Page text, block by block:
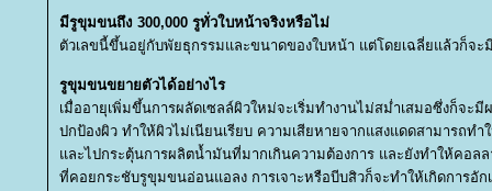
มีรูขุมขนถึง 300,000 รูทั่วใบหน้าจริงหรือไม่
ตัวเลขนี้ขึ้นอยู่กับพัยธุกรรมและขนาดของใบหน้า แต่โดยเฉลี่ยแล้วก็จะ
รูขุมขนขยายตัวได้อย่างไร
เมื่ออายุเพิ่มขึ้นการผลัดเซลล์ผิวใหม่จะเริ่มทำงานไม่สม่ำเสมอซึ่งก็จะมี
ปกป้องผิว ทำให้ผิวไม่เนียนเรียบ ความเสียหายจากแสงแดดสามารถทำ
ละไปกระตุ้นการผลิตน้ำมันที่มากเกินความต้องการ และยังทำให้คอลล
ที่คอยกระชับรูขุมขนอ่อนแอลง การเจาะหรือบีบสิวก็จะทำให้เกิดการอั